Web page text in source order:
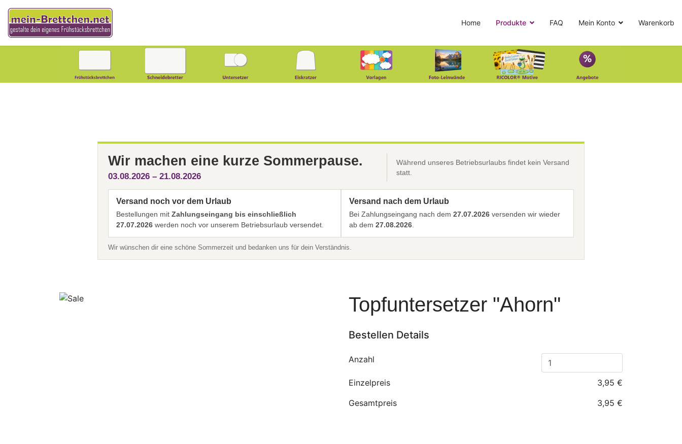
Home Produkte FAQ Mein Konto Warenkorb
Wir machen eine kurze Sommerpause.
03.08.2026 – 21.08.2026
Während unseres Betriebsurlaubs findet kein Versand
statt.
Versand noch vor dem Urlaub
Bestellungen mit Zahlungseingang bis einschließlich
27.07.2026 werden noch vor unserem Betriebsurlaub versendet.
Versand nach dem Urlaub
Bei Zahlungseingang nach dem 27.07.2026 versenden wir wieder
ab dem 27.08.2026.
Wir wünschen dir eine schöne Sommerzeit und bedanken uns für dein Verständnis.
Topfuntersetzer "Ahorn"
Bestellen Details
Anzahl
Einzelpreis
3,95 €
Gesamtpreis
3,95 €